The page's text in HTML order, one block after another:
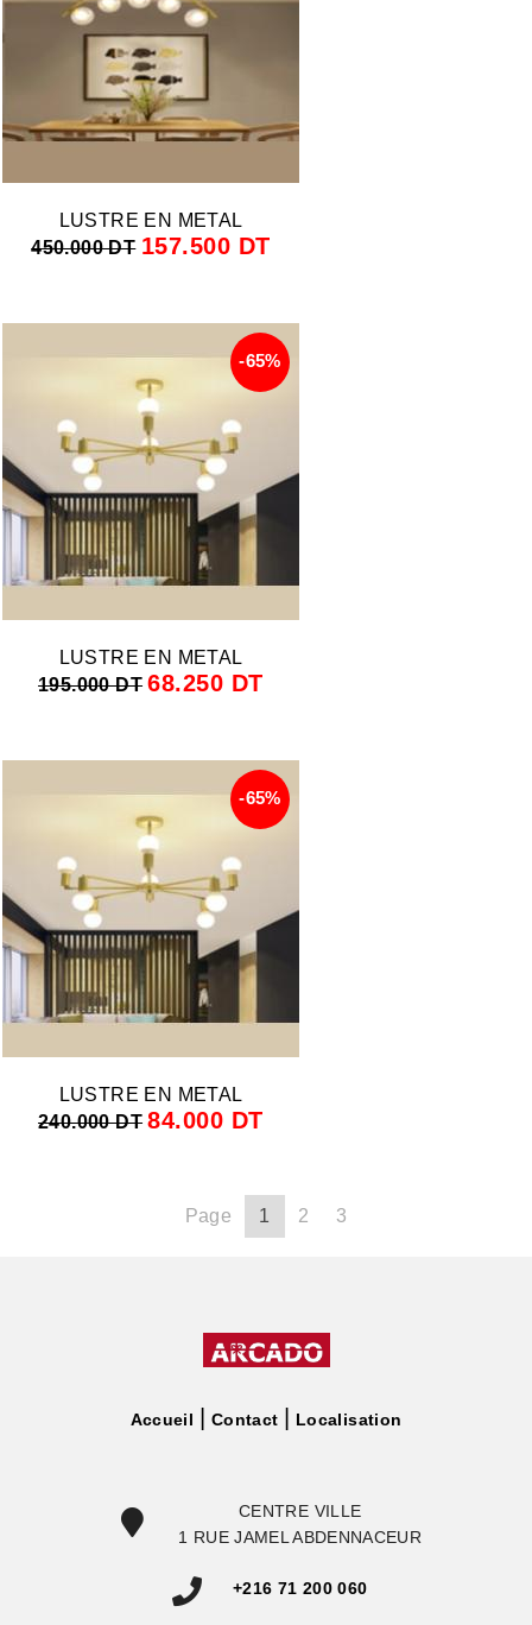
LUSTRE EN METAL
450.000 DT 157.500 DT
-65%
LUSTRE EN METAL
195.000 DT 68.250 DT
-65%
LUSTRE EN METAL
240.000 DT 84.000 DT
Page 1 2 3
Accueil Contact Localisation
CENTRE VILLE
1 RUE JAMEL ABDENNACEUR
+216 71 200 060